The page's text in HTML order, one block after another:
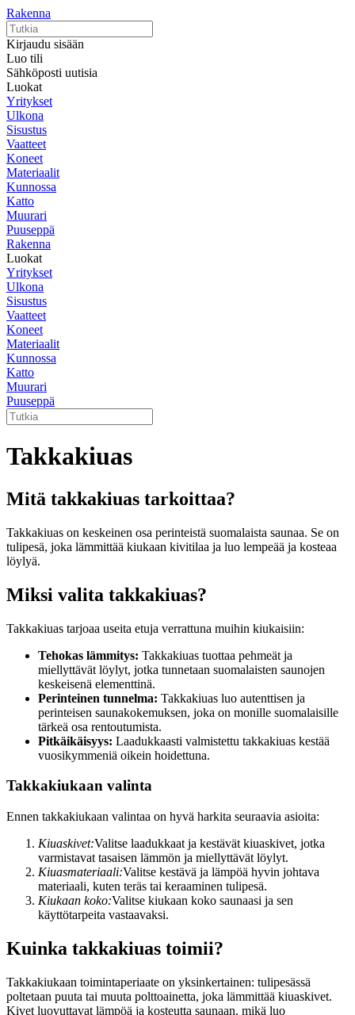
Rakenna
Kirjaudu sisään
Luo tili
Sähköposti uutisia
Luokat
Yritykset
Ulkona
Sisustus
Vaatteet
Koneet
Materiaalit
Kunnossa
Katto
Muurari
Puuseppä
Rakenna
Luokat
Yritykset
Ulkona
Sisustus
Vaatteet
Koneet
Materiaalit
Kunnossa
Katto
Muurari
Puuseppä
Takkakiuas
Mitä takkakiuas tarkoittaa?
Takkakiuas on keskeinen osa perinteistä suomalaista saunaa. Se on
tulipesä, joka lämmittää kiukaan kivitilaa ja luo lempeää ja kosteaa
löylyä.
Miksi valita takkakiuas?
Takkakiuas tarjoaa useita etuja verrattuna muihin kiukaisiin:
Tehokas lämmitys: Takkakiuas tuottaa pehmeät ja
miellyttävät löylyt, jotka tunnetaan suomalaisten saunojen
keskeisenä elementtinä.
Perinteinen tunnelma: Takkakiuas luo autenttisen ja
perinteisen saunakokemuksen, joka on monille suomalaisille
tärkeä osa rentoutumista.
Pitkäikäisyys: Laadukkaasti valmistettu takkakiuas kestää
vuosikymmeniä oikein hoidettuna.
Takkakiukaan valinta
Ennen takkakiukaan valintaa on hyvä harkita seuraavia asioita:
Kiuaskivet:Valitse laadukkaat ja kestävät kiuaskivet, jotka
varmistavat tasaisen lämmön ja miellyttävät löylyt.
Kiuasmateriaali:Valitse kestävä ja lämpöä hyvin johtava
materiaali, kuten teräs tai keraaminen tulipesä.
Kiukaan koko:Valitse kiukaan koko saunaasi ja sen
käyttötarpeita vastaavaksi.
Kuinka takkakiuas toimii?
Takkakiukaan toimintaperiaate on yksinkertainen: tulipesässä
poltetaan puuta tai muuta polttoainetta, joka lämmittää kiuaskivet.
Kivet luovuttavat lämpöä ja kosteutta saunaan, mikä luo